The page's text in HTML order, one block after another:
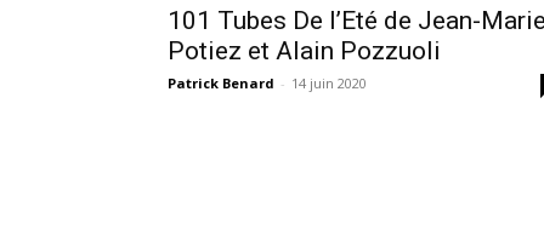
101 Tubes De l’Eté de Jean-Marie
Potiez et Alain Pozzuoli
Patrick Benard - 14 juin 2020